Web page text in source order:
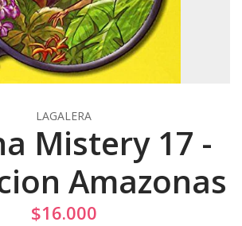
LAGALERA
Mistery 17 -
Amazonas
$16.000